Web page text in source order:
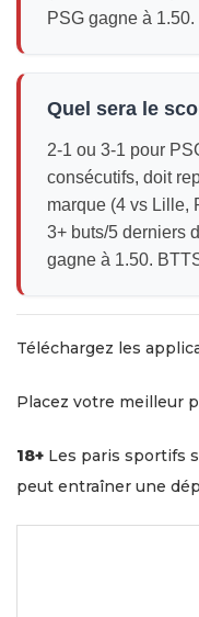
PSG gagne à 1.50.
Quel sera le
2-1 ou 3-1 pour
consécutifs, doit
marque (4 vs Lille,
3+ buts/5 derniers
gagne à 1.50.
Téléchargez les
Placez votre meilleur
18+ Les paris sportifs
peut entraîner une